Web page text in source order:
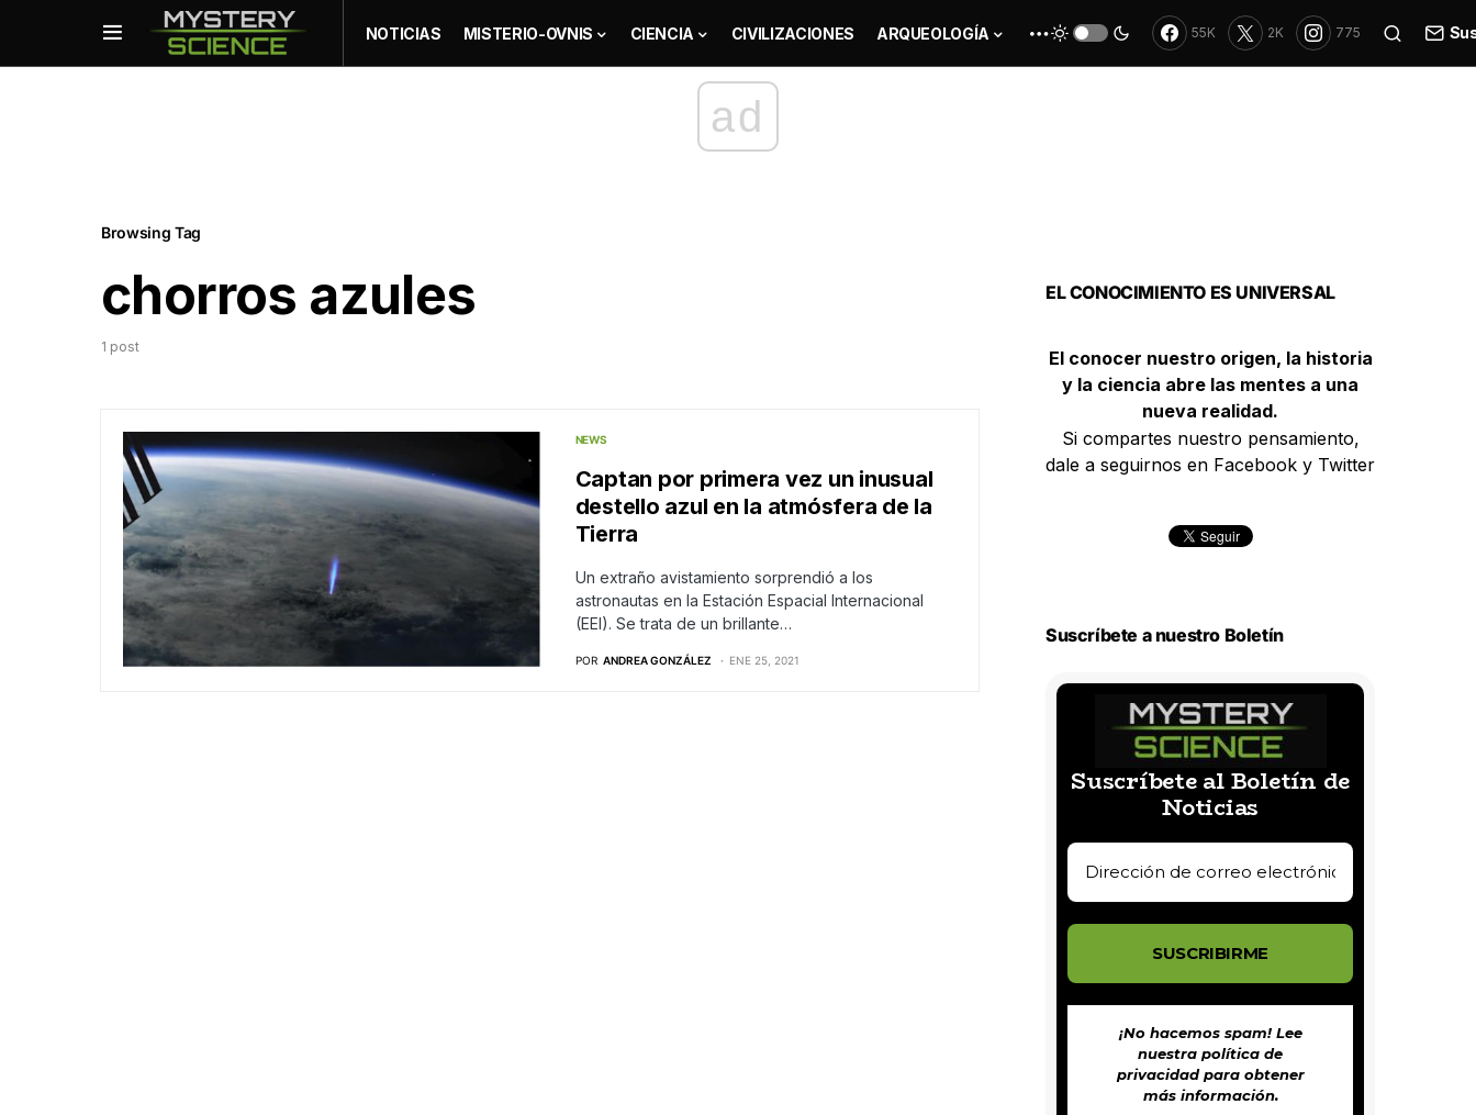
NOTICIAS MISTERIO-OVNIS CIENCIA CIVILIZACIONES ARQUEOLOGÍA 55K 2K 775
ad
Browsing Tag
chorros azules
1 post
NEWS
Captan por primera vez un inusual
destello azul en la atmósfera de la
Tierra
Un extraño avistamiento sorprendió a los
astronautas en la Estación Espacial Internacional
(EEI). Se trata de un brillante…
POR ANDREA GONZÁLEZ ENE 25, 2021
EL CONOCIMIENTO ES UNIVERSAL
El conocer nuestro origen, la historia
y la ciencia abre las mentes a una
nueva realidad.
Si compartes nuestro pensamiento,
dale a seguirnos en Facebook y Twitter
Suscríbete a nuestro Boletín
Suscríbete al Boletín de
Noticias
¡No hacemos spam! Lee
nuestra política de
privacidadpara obtener
más información.